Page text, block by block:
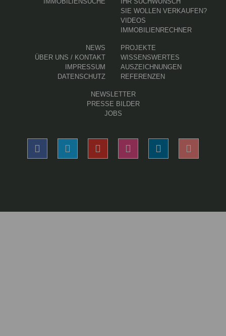
SIE WOLLEN VERKAUFEN?
VIDEOS
IMMOBILIENRECHNER
NEWS
ÜBER UNS / KONTAKT
IMPRESSUM
DATENSCHUTZ
PROJEKTE
WISSENSWERTES
AUSZEICHNUNGEN
REFERENZEN
NEWSLETTER
PRESSE BILDER
JOBS